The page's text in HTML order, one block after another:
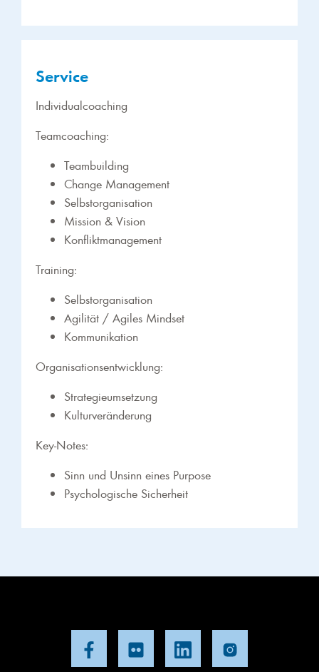
Service
Individualcoaching
Teamcoaching:
Teambuilding
Change Management
Selbstorganisation
Mission & Vision
Konfliktmanagement
Training:
Selbstorganisation
Agilität / Agiles Mindset
Kommunikation
Organisationsentwicklung:
Strategieumsetzung
Kulturveränderung
Key-Notes:
Sinn und Unsinn eines Purpose
Psychologische Sicherheit